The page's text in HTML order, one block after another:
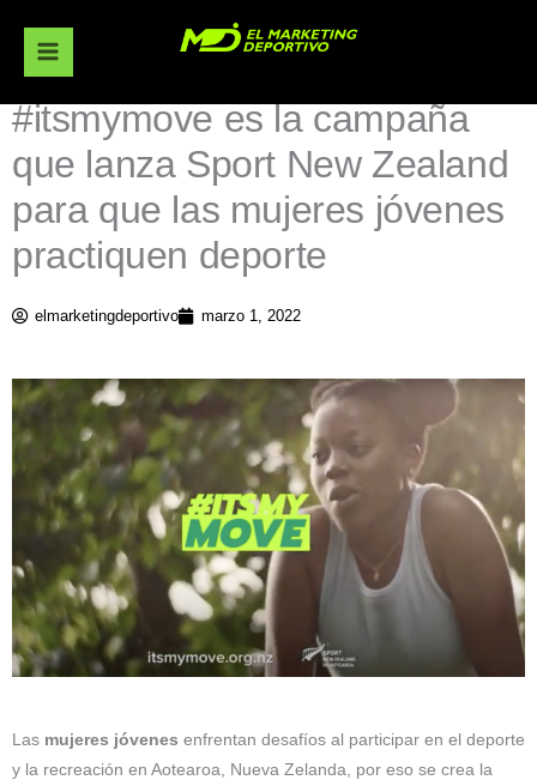
contenido
#itsmymove es la campaña
que lanza Sport New Zealand
para que las mujeres jóvenes
practiquen deporte
elmarketingdeportivo marzo 1, 2022
Las mujeres jóvenes enfrentan desafíos al participar en el deporte
y la recreación en Aotearoa, Nueva Zelanda, por eso se crea la